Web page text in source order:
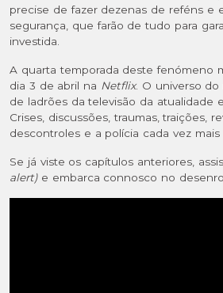
precise de fazer dezenas de reféns e
segurança, que farão de tudo para
investida.
A quarta temporada deste fenómeno
dia 3 de abril na Netflix. O universo do
de ladrões da televisão da atualidade
Crises, discussões, traumas, traições,
descontroles e a polícia cada vez mais
Se já viste os capítulos anteriores,
alert)e embarca connosco no